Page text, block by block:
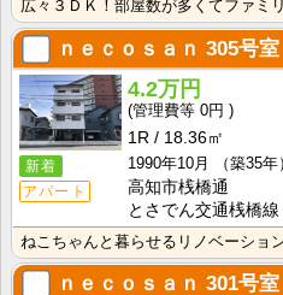
ｎｅｃｏｓａｎ 305号室
新着
アパート
4.2万円
0円
1R
18.36㎡
1990年10月
（築35年
高知市桟橋通
とさでん交通桟橋
ｎｅｃｏｓａｎ 301号室